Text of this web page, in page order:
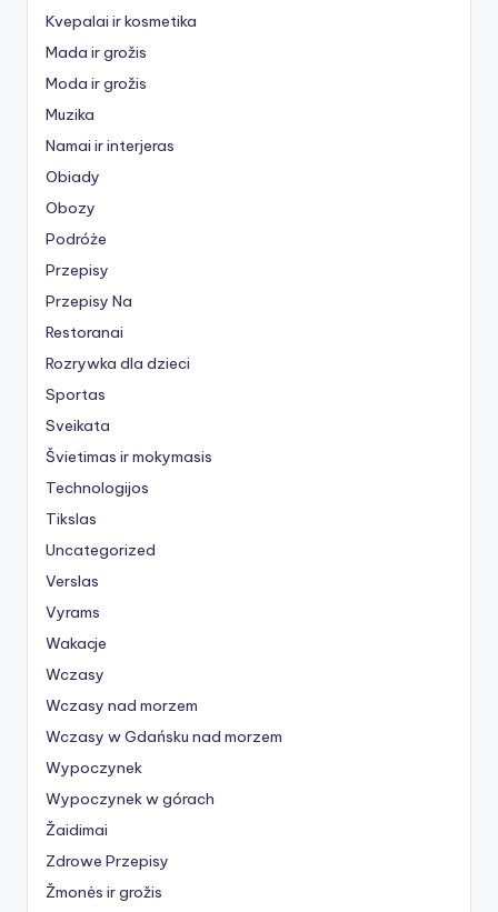
Kvepalai ir kosmetika
Mada ir grožis
Moda ir grožis
Muzika
Namai ir interjeras
Obiady
Obozy
Podróże
Przepisy
Przepisy Na
Restoranai
Rozrywka dla dzieci
Sportas
Sveikata
Švietimas ir mokymasis
Technologijos
Tikslas
Uncategorized
Verslas
Vyrams
Wakacje
Wczasy
Wczasy nad morzem
Wczasy w Gdańsku nad morzem
Wypoczynek
Wypoczynek w górach
Žaidimai
Zdrowe Przepisy
Žmonės ir grožis